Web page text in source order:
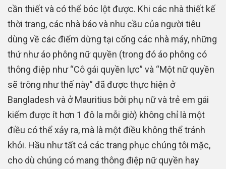
cần thiết và có thể bóc lột được. Khi các nhà thiết kế
thời trang, các nhà báo và nhu cầu của người tiêu
dùng về các điểm dừng tại cổng các nhà máy, những
thứ như áo phông nữ quyền (trong đó áo phông có
thông điệp như “Cô gái quyền lực” và “Một nữ quyền
sẽ trông như thế này” đã được thực hiện ở
Bangladesh và ở Mauritius bởi phụ nữ và trẻ em gái
kiếm được ít hơn 1 đô la mỗi giờ) không chỉ là một
điều có thể xảy ra, mà là một điều không thể tránh
khỏi. Hầu như tất cả các trang phục chúng tôi mặc,
cho dù chúng có mang thông điệp nữ quyền hay